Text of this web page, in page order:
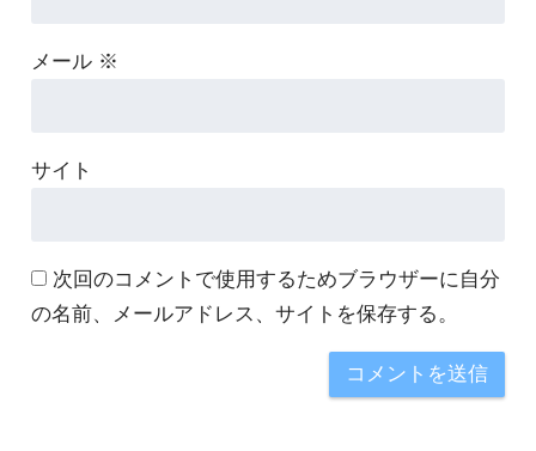
メール ※
サイト
次回のコメントで使用するためブラウザーに自分
の名前、メールアドレス、サイトを保存する。